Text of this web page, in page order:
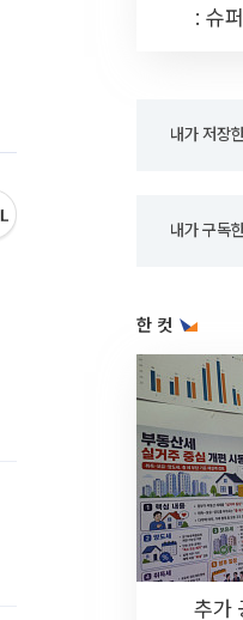
: 슈
내가 저장
내가 구독
한 컷
추가